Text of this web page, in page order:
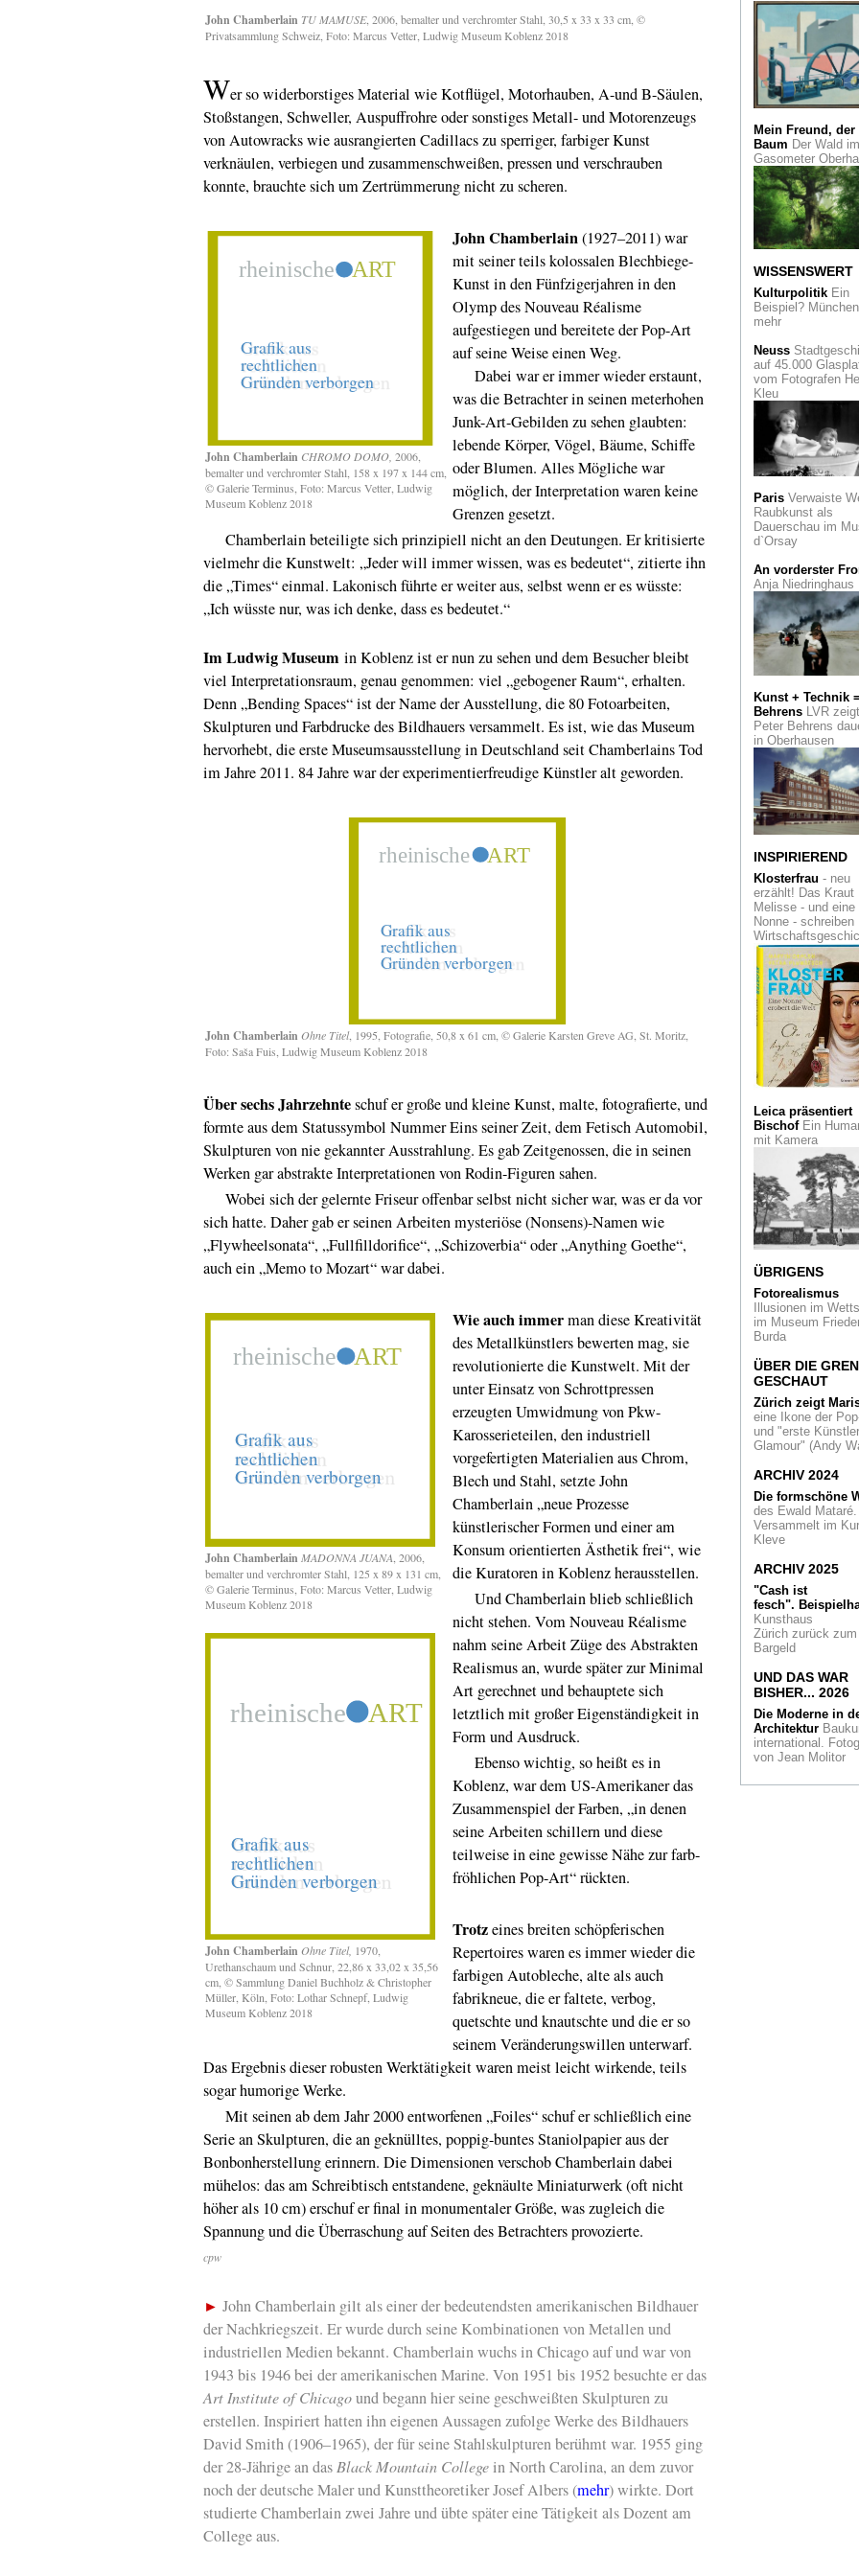
John Chamberlain TU MAMUSE, 2006, bemalter und verchromter Stahl, 30,5 x 33 x 33 cm, ©
Privatsammlung Schweiz, Foto: Marcus Vetter, Ludwig Museum Koblenz 2018
Wer so widerborstiges Material wie Kotflügel, Motorhauben, A-und B-Säulen,
Stoßstangen, Schweller, Auspuffrohre oder sonstiges Metall- und Motorenzeugs
von Autowracks wie ausrangierten Cadillacs zu sperriger, farbiger Kunst
verknäulen, verbiegen und zusammenschweißen, pressen und verschrauben
konnte, brauchte sich um Zertrümmerung nicht zu scheren.
John Chamberlain CHROMO DOMO, 2006,
bemalter und verchromter Stahl, 158 x 197 x 144 cm,
© Galerie Terminus, Foto: Marcus Vetter, Ludwig
Museum Koblenz 2018
John Chamberlain(1927–2011) war
mit seiner teils kolossalen Blechbiege-
Kunst in den Fünfzigerjahren in den
Olymp des Nouveau Réalisme
aufgestiegen und bereitete der Pop-Art
auf seine Weise einen Weg.
Dabei war er immer wieder erstaunt,
was die Betrachter in seinen meterhohen
Junk-Art-Gebilden zu sehen glaubten:
lebende Körper, Vögel, Bäume, Schiffe
oder Blumen. Alles Mögliche war
möglich, der Interpretation waren keine
Grenzen gesetzt.
Chamberlain beteiligte sich prinzipiell nicht an den Deutungen. Er kritisierte
vielmehr die Kunstwelt: „Jeder will immer wissen, was es bedeutet“, zitierte ihn
die „Times“ einmal. Lakonisch führte er weiter aus, selbst wenn er es wüsste:
„Ich wüsste nur, was ich denke, dass es bedeutet.“
Im Ludwig Museum in Koblenz ist er nun zu sehen und dem Besucher bleibt
viel Interpretationsraum, genau genommen: viel „gebogener Raum“, erhalten.
Denn „Bending Spaces“ ist der Name der Ausstellung, die 80 Fotoarbeiten,
Skulpturen und Farbdrucke des Bildhauers versammelt. Es ist, wie das Museum
hervorhebt, die erste Museumsausstellung in Deutschland seit Chamberlains Tod
im Jahre 2011. 84 Jahre war der experimentierfreudige Künstler alt geworden.
John Chamberlain Ohne Titel, 1995, Fotografie, 50,8 x 61 cm, © Galerie Karsten Greve AG, St. Moritz,
Foto: Saša Fuis, Ludwig Museum Koblenz 2018
Über sechs Jahrzehnteschuf er große und kleine Kunst, malte, fotografierte, und
formte aus dem Statussymbol Nummer Eins seiner Zeit, dem Fetisch Automobil,
Skulpturen von nie gekannter Ausstrahlung. Es gab Zeitgenossen, die in seinen
Werken gar abstrakte Interpretationen von Rodin-Figuren sahen.
Wobei sich der gelernte Friseur offenbar selbst nicht sicher war, was er da vor
sich hatte. Daher gab er seinen Arbeiten mysteriöse (Nonsens)-Namen wie
„Flywheelsonata“, „Fullfilldorifice“, „Schizoverbia“ oder „Anything Goethe“,
auch ein „Memo to Mozart“ war dabei.
John Chamberlain MADONNA JUANA , 2006,
bemalter und verchromter Stahl, 125 x 89 x 131 cm,
© Galerie Terminus, Foto: Marcus Vetter, Ludwig
Museum Koblenz 2018
John Chamberlain Ohne Titel, 1970,
Urethanschaum und Schnur, 22,86 x 33,02 x 35,56
cm, © Sammlung Daniel Buchholz & Christopher
Müller, Köln, Foto: Lothar Schnepf, Ludwig
Museum Koblenz 2018
Wie auchimmerman diese Kreativität
des Metallkünstlers bewerten mag, sie
revolutionierte die Kunstwelt. Mit der
unter Einsatz von Schrottpressen
erzeugten Umwidmung von Pkw-
Karosserieteilen, den industriell
vorgefertigten Materialien aus Chrom,
Blech und Stahl, setzte John
Chamberlain „neue Prozesse
künstlerischer Formen und einer am
Konsum orientierten Ästhetik frei“, wie
die Kuratoren in Koblenz herausstellen.
Und Chamberlain blieb schließlich
nicht stehen. Vom Nouveau Réalisme
nahm seine Arbeit Züge des Abstrakten
Realismus an, wurde später zur Minimal
Art gerechnet und behauptete sich
letztlich mit großer Eigenständigkeit in
Form und Ausdruck.
Ebenso wichtig, so heißt es in
Koblenz, war dem US-Amerikaner das
Zusammenspiel der Farben, „in denen
seine Arbeiten schillern und diese
teilweise in eine gewisse Nähe zur farb-
fröhlichen Pop-Art“ rückten.
Trotzeines breiten schöpferischen
Repertoires waren es immer wieder die
farbigen Autobleche, alte als auch
fabrikneue, die er faltete, verbog,
quetschte und knautschte und die er so
seinem Veränderungswillen unterwarf.
Das Ergebnis dieser robusten Werktätigkeit waren meist leicht wirkende, teils
sogar humorige Werke.
Mit seinen ab dem Jahr 2000 entworfenen „Foiles“ schuf er schließlich eine
Serie an Skulpturen, die an geknülltes, poppig-buntes Staniolpapier aus der
Bonbonherstellung erinnern. Die Dimensionen verschob Chamberlain dabei
mühelos: das am Schreibtisch entstandene, geknäulte Miniaturwerk (oft nicht
höher als 10 cm) erschuf er final in monumentaler Größe, was zugleich die
Spannung und die Überraschung auf Seiten des Betrachters provozierte.
cpw
► John Chamberlain gilt als einer der bedeutendsten amerikanischen Bildhauer
der Nachkriegszeit. Er wurde durch seine Kombinationen von Metallen und
industriellen Medien bekannt. Chamberlain wuchs in Chicago auf und war von
1943 bis 1946 bei der amerikanischen Marine. Von 1951 bis 1952 besuchte er das
Art Institute of Chicagound begann hier seine geschweißten Skulpturen zu
erstellen. Inspiriert hatten ihn eigenen Aussagen zufolge Werke des Bildhauers
David Smith (1906–1965), der für seine Stahlskulpturen berühmt war. 1955 ging
der 28-Jährige an das Black Mountain Collegein North Carolina, an dem zuvor
noch der deutsche Maler und Kunsttheoretiker Josef Albers (mehr) wirkte. Dort
studierte Chamberlain zwei Jahre und übte später eine Tätigkeit als Dozent am
College aus.
Limes
Zeitgenössisches
antikem Weg
Bonn und Xanten
Neue Direktionim
Rautenstrauch-Jost-
Snoep folgt auf
Schneider
Freie SzeneDie
Künstlergruppe
Projekt27 im
Neuss
Humboldt-Jahr
Museum Ludwig
Forscher und seine
Rolle für die
RheinlandtalerDie
Auszeichnung des
geht an die Tatort-
Kommissare
Bär und Klaus
Lost in transaction
ist der Salvator
Nationalmuseums:
unterstützt Rio de
Janeiro
Art Düsseldorf
Die
Kunstmesse in den
Böhler Werken
Plattencovervon
Warhol und die
Sängerin Nico aus
Das Amerikanische
MAKK Köln
Abschied mit
Gerhard Finckhs
Schau im Von der
Heydt-Museum
Farbenfrohund
ausdrucksvoll:
Münter im Museum
Ludwig in Köln
Robert Delaunays
Hommage an Paris
einer Schau in
Kölns U-Bahn-
StationenDas
"Linienführung" zeigt
Kunst und
unter der Erde
Meine Bilder sind
NotizenDer
Marc Riboud in
Geburtstag: "Die
in der Ludwiggalerie
Oberhausen
Watch Out!Junge
Medienkunst im
Kunst im Tunnel
Hüttenstrasse 104
Düsseldorf lädt ein
Open Days
Kulturförderung
Landesregierung
investiert in Kunst
Kultur
Inside Magritte
Multimedial: Ein
mit Magritte in
Realismo magico
Italienischer
der Zwanziger im
Folkwang
zugleichUlrich
Zarte Umhüllung
Apfelsine im
Festkleid. Seltene
Druckgrafik im Feld-
Haus
Bahnhof
Monet, Meiji und
Mangas
Rissa,bürgerlich
Mein Freund, der
Baum Der Wald im
Gasometer
WISSENSWERT
KulturpolitikEin
Beispiel?
mehr
Neuss
auf 45.000
vom Fotografen
Kleu
ParisVerwaiste
Raubkunst als
Dauerschau im
d`Orsay
An vorderster
Anja Niedringhaus
Kunst + Technik =
BehrensLVR zeigt
Peter Behrens
in Oberhausen
INSPIRIEREND
Klosterfrau - neu
erzählt! Das Kraut
Melisse - und eine
Nonne - schreiben
Leica präsentiert
BischofEin
mit Kamera
ÜBRIGENS
Fotorealismus
Illusionen im
im Museum
Burda
ÜBER DIE
GESCHAUT
Zürich zeigt
eine Ikone der
und "erste
Glamour" (Andy
ARCHIV 2024
Die formschöne
des Ewald Mataré.
Versammelt im
Kleve
ARCHIV 2025
"Cash ist
fesch".
Kunsthaus
Zürich zurück zum
Bargeld
UND DAS WAR
BISHER... 2026
Die Moderne in
Architektur
international.
von Jean Molitor